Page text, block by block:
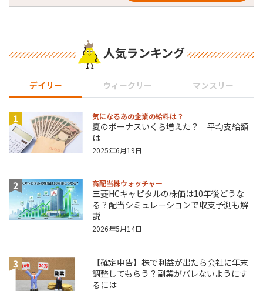
人気ランキング
デイリー ウィークリー マンスリー
1 気になるあの企業の給料は？
夏のボーナスいくら増えた？ 平均支給額
は
2025年6月19日
2 高配当株ウォッチャー
三菱HCキャピタルの株価は10年後どうな
る？配当シミュレーションで収支予測も解
説
2026年5月14日
3
【確定申告】株で利益が出たら会社に年末
調整してもらう？副業がバレないようにす
るには